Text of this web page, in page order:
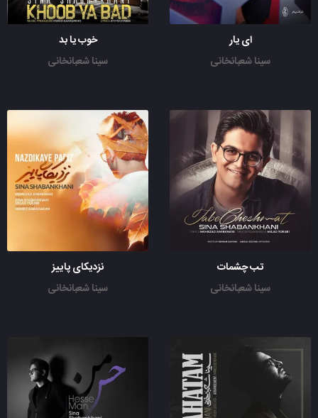
ای یار
سینا شعبانخانی
خوب یا بد
سینا شعبانخانی
تب چشمات
سینا شعبانخانی
نزدیکای پاییز
سینا شعبانخانی